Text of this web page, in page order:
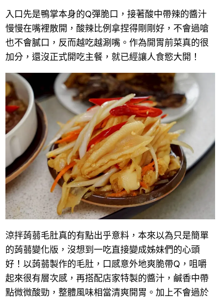
入口先是鴨掌本身的Q彈脆口，接著酸中帶辣的醬汁
慢慢在嘴裡散開，酸辣比例拿捏得剛剛好，不會過嗆
也不會膩口，反而越吃越涮嘴。作為開胃前菜真的很
加分，還沒正式開吃主餐，就已經讓人食慾大開！
涼拌蒟蒻毛肚真的有點出乎意料，本來以為只是簡單
的蒟蒻變化版，沒想到一吃直接變成姊妹們的心頭
好！以蒟蒻製作的毛肚，口感意外地爽脆帶Q，咀嚼
起來很有層次感，再搭配店家特製的醬汁，鹹香中帶
點微微酸勁，整體風味相當清爽開胃。加上不會過於